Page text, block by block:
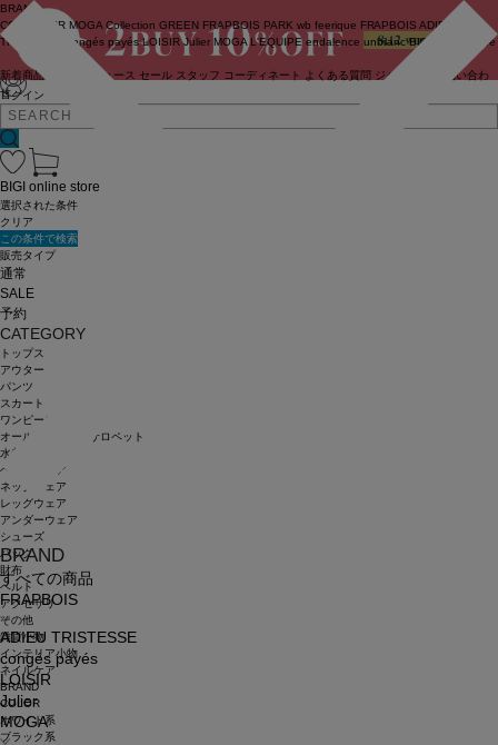
ログイン
BRAND
COUTURIER MOGA Collection GREEN FRAPBOIS PARK wb feerique FRAPBOIS ADIEU
TRISTESSE
congés payés LOISIR Julier MOGA L'EQUIPE endalence unbilanc BIGI online store
新着商品 ニュース セール スタッフ コーディネート よくある質問 ジャーナル
お問い合わ
せ
BRAND
すべての商品
FRAPBOIS
ADIEU TRISTESSE
congés payés
LOISIR
Julier
MOGA
BIGI online store
選択された条件
クリア
この条件で検索
販売タイプ
通常
SALE
予約
CATEGORY
トップス
アウター
パンツ
スカート
ワンピース
オールインワン・サロペット
水着
ヘッドウェア
ネックウェア
レッグウェア
アンダーウェア
シューズ
バッグ
財布
ベルト
アクセサリ
その他
雑貨小物
インテリア小物
ネイルケア
BRAND
COLOR
ホワイト系
ブラック系